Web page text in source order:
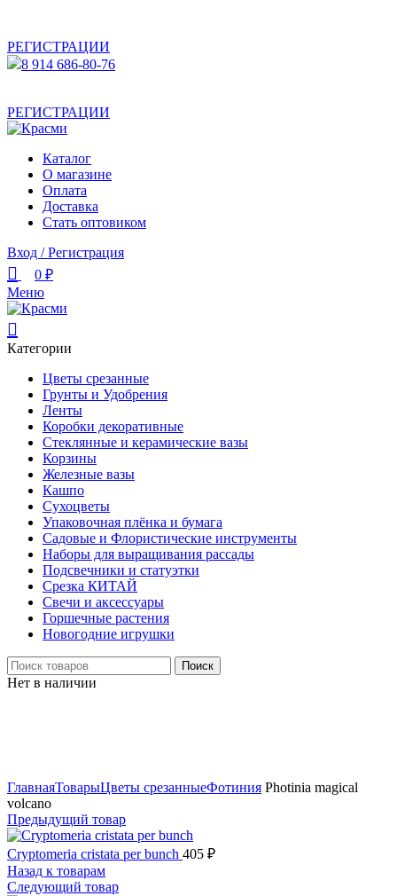
РЕГИСТРАЦИИ
8 914 686-80-76
РЕГИСТРАЦИИ
Каталог
О магазине
Оплата
Доставка
Стать оптовиком
Вход / Регистрация
0 ₽
Меню
Категории
Цветы срезанные
Грунты и Удобрения
Ленты
Коробки декоративные
Стеклянные и керамические вазы
Корзины
Железные вазы
Кашпо
Сухоцветы
Упаковочная плёнка и бумага
Садовые и Флористические инструменты
Наборы для выращивания рассады
Подсвечники и статуэтки
Срезка КИТАЙ
Свечи и аксессуары
Горшечные растения
Новогодние игрушки
Поиск
Нет в наличии
ГлавнаяТоварыЦветы срезанныеФотиния Photinia magical
volcano
Предыдущий товар
Cryptomeria cristata per bunch 405 ₽
Назад к товарам
Следующий товар